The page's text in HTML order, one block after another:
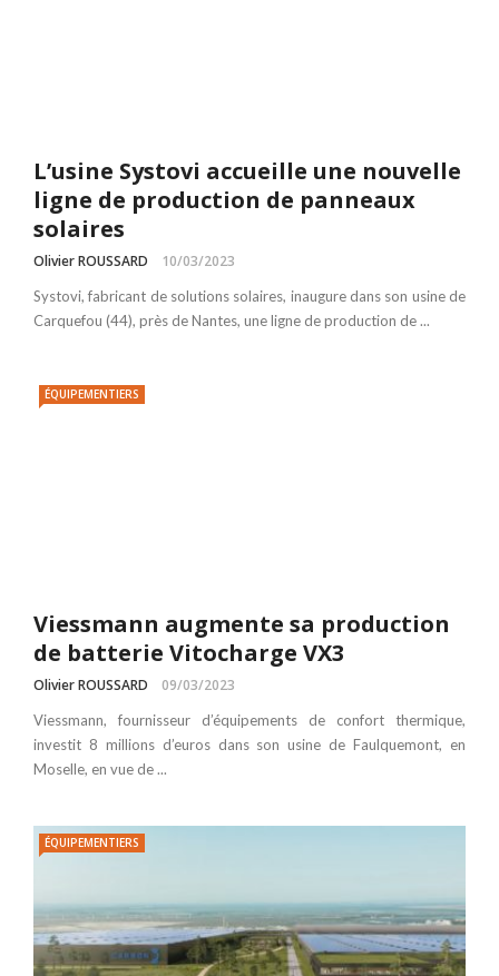
L’usine Systovi accueille une nouvelle
ligne de production de panneaux
solaires
Olivier ROUSSARD 10/03/2023
Systovi, fabricant de solutions solaires, inaugure dans son usine de
Carquefou (44), près de Nantes, une ligne de production de ...
ÉQUIPEMENTIERS
Viessmann augmente sa production
de batterie Vitocharge VX3
Olivier ROUSSARD 09/03/2023
Viessmann, fournisseur d’équipements de confort thermique,
investit 8 millions d’euros dans son usine de Faulquemont, en
Moselle, en vue de ...
ÉQUIPEMENTIERS